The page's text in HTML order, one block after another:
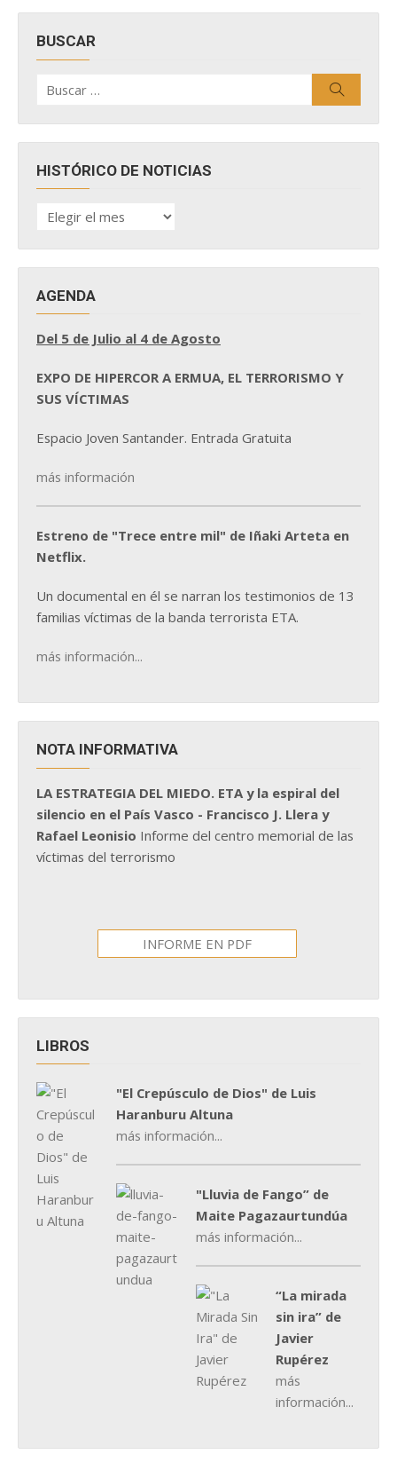
BUSCAR
por:
HISTÓRICO DE NOTICIAS
HISTÓRICO
DE
AGENDA
Del 5 de Julio al 4 de Agosto
EXPO DE HIPERCOR A ERMUA, EL TERRORISMO Y
SUS VÍCTIMAS
Espacio Joven Santander. Entrada Gratuita
más información
Estreno de "Trece entre mil" de Iñaki Arteta en
Netflix.
Un documental en él se narran los testimonios de 13
familias víctimas de la banda terrorista ETA.
más información...
NOTA INFORMATIVA
LA ESTRATEGIA DEL MIEDO. ETA y la espiral del
silencio en el País Vasco - Francisco J. Llera y
Rafael Leonisio Informe del centro memorial de las
víctimas del terrorismo
INFORME EN PDF
LIBROS
"El Crepúsculo de Dios" de Luis
Haranburu Altuna
más información...
"Lluvia de Fango” de
Maite Pagazaurtundúa
más información...
“La mirada
sin ira” de
Javier
Rupérez
más
información...